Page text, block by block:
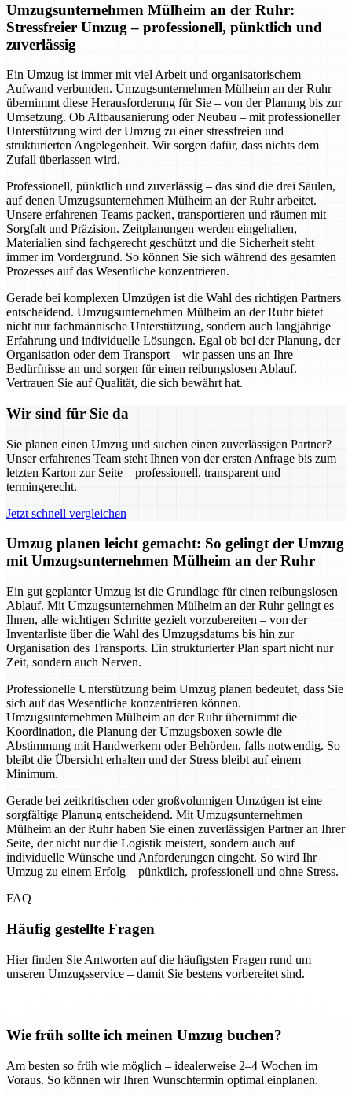
Umzugsunternehmen Mülheim an der Ruhr:
Stressfreier Umzug – professionell, pünktlich und
zuverlässig
Ein Umzug ist immer mit viel Arbeit und organisatorischem
Aufwand verbunden. Umzugsunternehmen Mülheim an der Ruhr
übernimmt diese Herausforderung für Sie – von der Planung bis zur
Umsetzung. Ob Altbausanierung oder Neubau – mit professioneller
Unterstützung wird der Umzug zu einer stressfreien und
strukturierten Angelegenheit. Wir sorgen dafür, dass nichts dem
Zufall überlassen wird.
Professionell, pünktlich und zuverlässig – das sind die drei Säulen,
auf denen Umzugsunternehmen Mülheim an der Ruhr arbeitet.
Unsere erfahrenen Teams packen, transportieren und räumen mit
Sorgfalt und Präzision. Zeitplanungen werden eingehalten,
Materialien sind fachgerecht geschützt und die Sicherheit steht
immer im Vordergrund. So können Sie sich während des gesamten
Prozesses auf das Wesentliche konzentrieren.
Gerade bei komplexen Umzügen ist die Wahl des richtigen Partners
entscheidend. Umzugsunternehmen Mülheim an der Ruhr bietet
nicht nur fachmännische Unterstützung, sondern auch langjährige
Erfahrung und individuelle Lösungen. Egal ob bei der Planung, der
Organisation oder dem Transport – wir passen uns an Ihre
Bedürfnisse an und sorgen für einen reibungslosen Ablauf.
Vertrauen Sie auf Qualität, die sich bewährt hat.
Wir sind für Sie da
Sie planen einen Umzug und suchen einen zuverlässigen Partner?
Unser erfahrenes Team steht Ihnen von der ersten Anfrage bis zum
letzten Karton zur Seite – professionell, transparent und
termingerecht.
Jetzt schnell vergleichen
Umzug planen leicht gemacht: So gelingt der Umzug
mit Umzugsunternehmen Mülheim an der Ruhr
Ein gut geplanter Umzug ist die Grundlage für einen reibungslosen
Ablauf. Mit Umzugsunternehmen Mülheim an der Ruhr gelingt es
Ihnen, alle wichtigen Schritte gezielt vorzubereiten – von der
Inventarliste über die Wahl des Umzugsdatums bis hin zur
Organisation des Transports. Ein strukturierter Plan spart nicht nur
Zeit, sondern auch Nerven.
Professionelle Unterstützung beim Umzug planen bedeutet, dass Sie
sich auf das Wesentliche konzentrieren können.
Umzugsunternehmen Mülheim an der Ruhr übernimmt die
Koordination, die Planung der Umzugsboxen sowie die
Abstimmung mit Handwerkern oder Behörden, falls notwendig. So
bleibt die Übersicht erhalten und der Stress bleibt auf einem
Minimum.
Gerade bei zeitkritischen oder großvolumigen Umzügen ist eine
sorgfältige Planung entscheidend. Mit Umzugsunternehmen
Mülheim an der Ruhr haben Sie einen zuverlässigen Partner an Ihrer
Seite, der nicht nur die Logistik meistert, sondern auch auf
individuelle Wünsche und Anforderungen eingeht. So wird Ihr
Umzug zu einem Erfolg – pünktlich, professionell und ohne Stress.
FAQ
Häufig gestellte Fragen
Hier finden Sie Antworten auf die häufigsten Fragen rund um
unseren Umzugsservice – damit Sie bestens vorbereitet sind.
Wie früh sollte ich meinen Umzug buchen?
Am besten so früh wie möglich – idealerweise 2–4 Wochen im
Voraus. So können wir Ihren Wunschtermin optimal einplanen.